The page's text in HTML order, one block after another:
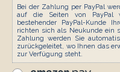
Bei der Zahlung per PayPal
auf die Seiten von PayPal
bestehender PayPal-Kunde
richten sich als Neukunde ein
Zahlung werden Sie
zurückgeleitet, wo Ihnen das
zur Verfügung steht.